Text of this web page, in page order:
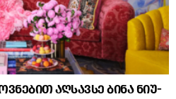
აღსავსე ბინა ნიუ-